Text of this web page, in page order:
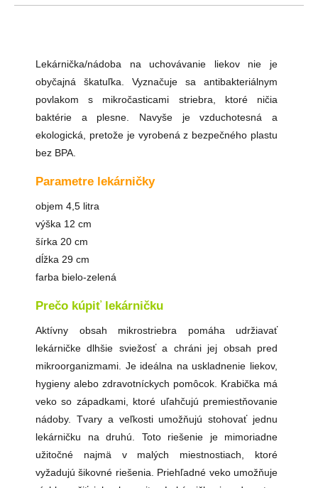
Lekárnička/nádoba na uchovávanie liekov nie je
obyčajná škatuľka. Vyznačuje sa antibakteriálnym
povlakom s mikročasticami striebra, ktoré ničia
baktérie a plesne. Navyše je vzduchotesná a
ekologická, pretože je vyrobená z bezpečného plastu
bez BPA.
Parametre lekárničky
objem 4,5 litra
výška 12 cm
šírka 20 cm
dĺžka 29 cm
farba bielo-zelená
Prečo kúpiť lekárničku
Aktívny obsah mikrostriebra pomáha udržiavať
lekárničke dlhšie sviežosť a chráni jej obsah pred
mikroorganizmami. Je ideálna na uskladnenie liekov,
hygieny alebo zdravotníckych pomôcok. Krabička má
veko so západkami, ktoré uľahčujú premiestňovanie
nádoby. Tvary a veľkosti umožňujú stohovať jednu
lekárničku na druhú. Toto riešenie je mimoriadne
užitočné najmä v malých miestnostiach, ktoré
vyžadujú šikovné riešenia. Priehľadné veko umožňuje